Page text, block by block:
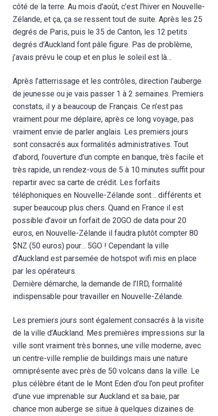
côté de la terre. Au mois d’août, c’est l’hiver en Nouvelle-
Zélande, et ça, ça se ressent tout de suite. Après les 25
degrés de Paris, puis le 35 de Canton, les 12 petits
degrés d’Auckland font pâle figure. Pas de problème,
j’avais prévu le coup et en plus le soleil est là…
Après l’atterrissage et les contrôles, direction l’auberge
de jeunesse ou je vais passer 1 à 2 semaines. Premiers
constats, il y a beaucoup de Français. Ce n’est pas
vraiment pour me déplaire, après ce long voyage, pas
vraiment envie de parler anglais. Les premiers jours
sont consacrés aux formalités administratives. Tout
d’abord, l’ouverture d’un compte en banque, très facile et
très rapide, un rendez-vous de 5 à 10 minutes suffit pour
repartir avec sa carte de crédit. Les forfaits
téléphoniques en Nouvelle-Zélande sont… différents et
super beaucoup plus chers. Quand en France il est
possible d’avoir un forfait de 20GO de data pour 20
euros, en Nouvelle-Zélande il faudra plutôt compter 80
$NZ (50 euros) pour… 5GO ! Cependant la ville
d’Auckland est parsemée de hotspot wifi mis en place
par les opérateurs.
Dernière démarche, la demande de l’IRD, formalité
indispensable pour travailler en Nouvelle-Zélande.
Les premiers jours sont également consacrés à la visite
de la ville d’Auckland. Mes premières impressions sur la
ville sont vraiment très bonnes, une ville moderne, avec
un centre-ville remplie de buildings mais une nature
omniprésente avec près de 50 volcans dans la ville. Le
plus célèbre étant de le Mont Eden d’ou l’on peut profiter
d’une vue imprenable sur Auckland et sa baie, par
chance mon auberge se situe à quelques dizaines de